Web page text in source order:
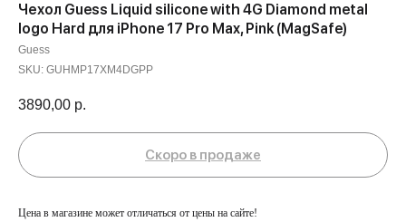
Чехол Guess Liquid silicone with 4G Diamond metal
logo Hard для iPhone 17 Pro Max, Pink (MagSafe)
Guess
SKU: GUHMP17XM4DGPP
3890,00 р.
Цена в магазине может отличаться от цены на сайте!